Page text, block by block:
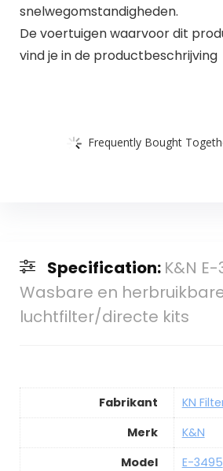
snelwegomstandigheden.
De voertuigen waarvoor dit
vind je in de productbeschrijving
Frequently Bought
Specification: K&N
Wasbare en
luchtfilter/directe kits
Fabrikant
KN
Merk
K&N
Model
E-3495